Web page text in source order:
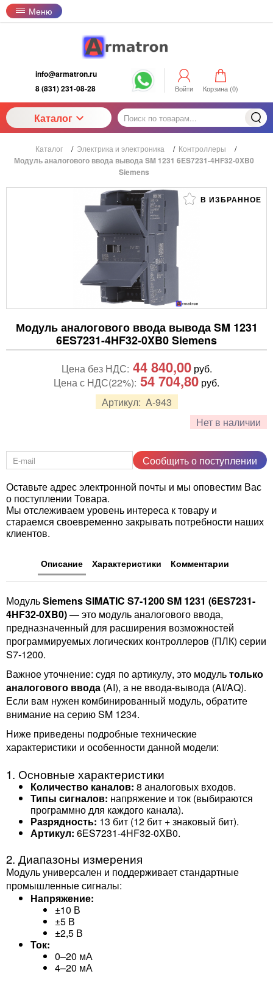
Меню
info@armatron.ru
8 (831) 231-08-28
Войти Корзина (0)
Каталог
Каталог / Электрика и электроника / Контроллеры /
Модуль аналогового ввода вывода SM 1231 6ES7231-4HF32-0XB0
Siemens
В ИЗБРАННОЕ
Модуль аналогового ввода вывода SM 1231
6ES7231-4HF32-0XB0 Siemens
Артикул: A-943
Нет в наличии
Цена без НДС: 44 840,00руб.
Цена с НДС(22%): 54 704,80 руб.
Сообщить о поступлении
Оставьте адрес электронной почты и мы оповестим Вас
о поступлении Товара.
Мы отслеживаем уровень интереса к товару и
стараемся своевременно закрывать потребности наших
клиентов.
Описание Характеристики Комментарии
МодульSiemens SIMATIC S7-1200 SM 1231 (6ES7231-
4HF32-0XB0)— это модуль аналогового ввода,
предназначенный для расширения возможностей
программируемых логических контроллеров (ПЛК) серии
S7-1200.
Важное уточнение: судя по артикулу, это модультолько
аналогового ввода (AI), а не ввода-вывода (AI/AQ).
Если вам нужен комбинированный модуль, обратите
внимание на серию SM 1234.
Ниже приведены подробные технические
характеристики и особенности данной модели:
1. Основные характеристики
Количество каналов: 8 аналоговых входов.
Типы сигналов: напряжение и ток (выбираются
программно для каждого канала).
Разрядность: 13 бит (12 бит + знаковый бит).
Артикул: 6ES7231-4HF32-0XB0.
2. Диапазоны измерения
Модуль универсален и поддерживает стандартные
промышленные сигналы:
Напряжение:
±10 В
±5 В
±2,5 В
Ток:
0–20 мА
4–20 мА